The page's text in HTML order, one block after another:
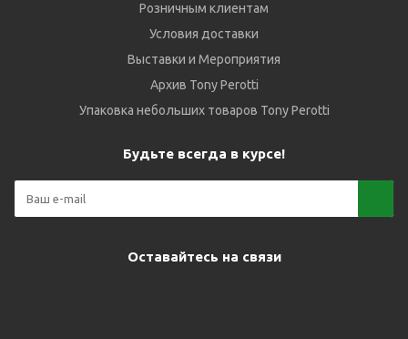
Розничным клиентам
Условия доставки
Выставки и Мероприятия
Архив Tony Perotti
Упаковка небольших товаров Tony Perotti
Будьте всегда в курсе!
Оставайтесь на связи